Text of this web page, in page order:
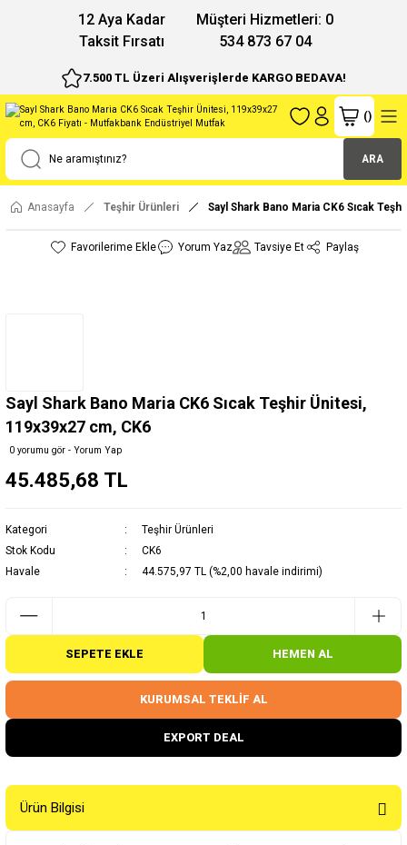
12 Aya Kadar
Taksit Fırsatı
Müşteri Hizmetleri: 0
534 873 67 04
7.500 TL Üzeri Alışverişlerde KARGO BEDAVA!
ARA
()
Anasayfa Teşhir Ürünleri Sayl Shark Bano Maria CK6 Sıcak
Yorum Yaz Tavsiye Et Paylaş
Sayl Shark Bano Maria CK6 Sıcak Teşhir Ünitesi,
119x39x27 cm, CK6
0 yorumu gör - Yorum Yap
45.485,68 TL
Kategori
Teşhir Ürünleri
Stok Kodu
CK6
Havale
44.575,97 TL (%2,00 havale indirimi)
SEPETE EKLE HEMEN AL
KURUMSAL TEKLİF AL
EXPORT DEAL
Ürün Bilgisi